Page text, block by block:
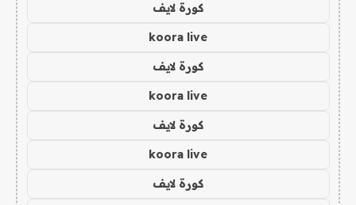
كورة لايف
koora live
كورة لايف
koora live
كورة لايف
koora live
كورة لايف